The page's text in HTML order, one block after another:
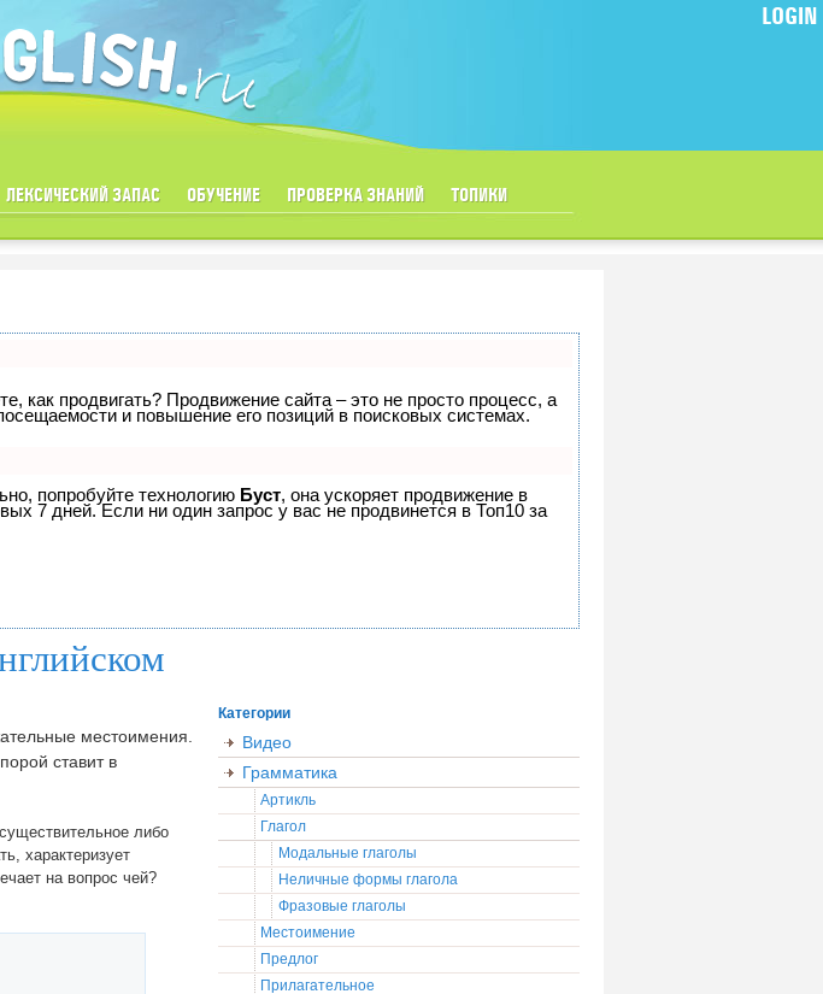
ЛЕКСИЧЕСКИЙ ЗАПАС ОБУЧЕНИЕ ПРОВЕРКА ЗНАНИЙ ТОПИКИ
LOGIN
как продвигать? Продвижение сайта – это не просто процесс, а
и повышение его позиций в поисковых системах.
попробуйте технологию Буст, она ускоряет продвижение в
7 дней. Если ни один запрос у вас не продвинется в Топ10 за
местоимения.
ставит в
либо
характеризует
на вопрос чей?
Категории
Видео
Грамматика
Артикль
Глагол
Модальные глаголы
Неличные формы глагола
Фразовые глаголы
Местоимение
Предлог
Прилагательное